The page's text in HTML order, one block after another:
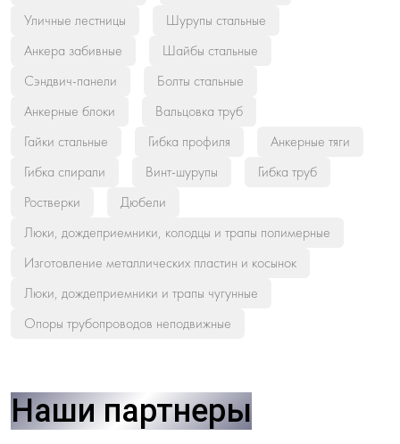
Уличные лестницы
Шурупы стальные
Анкера забивные
Шайбы стальные
Сэндвич-панели
Болты стальные
Анкерные блоки
Вальцовка труб
Гайки стальные
Гибка профиля
Анкерные тяги
Гибка спирали
Винт-шурупы
Гибка труб
Ростверки
Дюбели
Люки, дождеприемники, колодцы и трапы полимерные
Изготовление металлических пластин и косынок
Люки, дождеприемники и трапы чугунные
Опоры трубопроводов неподвижные
Наши партнеры